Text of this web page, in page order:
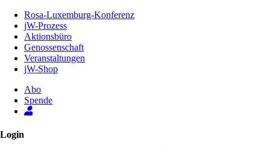
Inhalt
Seite
Rosa-Luxemburg-Konferenz
jW-Prozess
Aktionsbüro
Genossenschaft
Veranstaltungen
jW-Shop
Abo
Spende
Login